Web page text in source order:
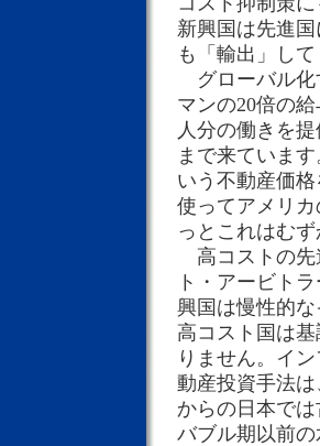
新興国は先進
も「輸出」し
グローバル化
マンの20倍の
人分の働きを
まで来ていま
いう不動産価
使ってアメリ
っとこれはむ
高コストの先
ト・アービト
興国は慢性的
高コスト国は
りません。イ
動産投資手法
からの日本で
バブル期以前